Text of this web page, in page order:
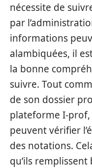
nécessite de
par
informations
alambiquées, il
la bonne
suivre. Tout
de son dossier
plateforme I-
peuvent vérifier
des notations.
qu’ils